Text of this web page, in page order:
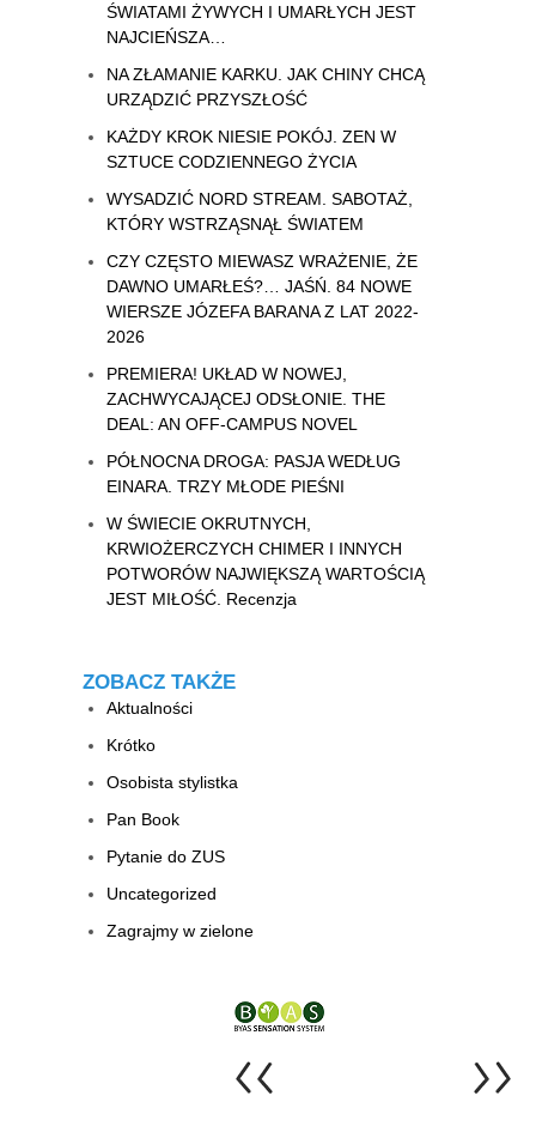
ŚWIATAMI ŻYWYCH I UMARŁYCH JEST
NAJCIEŃSZA…
NA ZŁAMANIE KARKU. JAK CHINY CHCĄ
URZĄDZIĆ PRZYSZŁOŚĆ
KAŻDY KROK NIESIE POKÓJ. ZEN W
SZTUCE CODZIENNEGO ŻYCIA
WYSADZIĆ NORD STREAM. SABOTAŻ,
KTÓRY WSTRZĄSNĄŁ ŚWIATEM
CZY CZĘSTO MIEWASZ WRAŻENIE, ŻE
DAWNO UMARŁEŚ?… JAŚŃ. 84 NOWE
WIERSZE JÓZEFA BARANA Z LAT 2022-
2026
PREMIERA! UKŁAD W NOWEJ,
ZACHWYCAJĄCEJ ODSŁONIE. THE
DEAL: AN OFF-CAMPUS NOVEL
PÓŁNOCNA DROGA: PASJA WEDŁUG
EINARA. TRZY MŁODE PIEŚNI
W ŚWIECIE OKRUTNYCH,
KRWIOŻERCZYCH CHIMER I INNYCH
POTWORÓW NAJWIĘKSZĄ WARTOŚCIĄ
JEST MIŁOŚĆ. Recenzja
ZOBACZ TAKŻE
Aktualności
Krótko
Osobista stylistka
Pan Book
Pytanie do ZUS
Uncategorized
Zagrajmy w zielone